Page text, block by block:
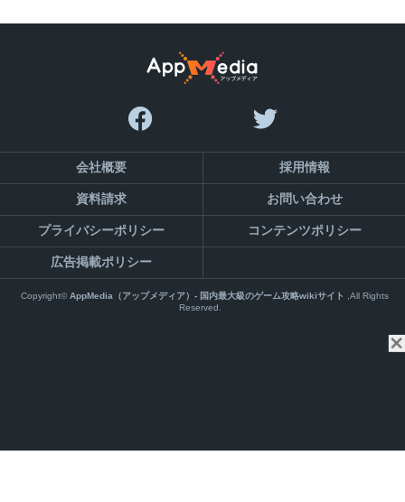
会社概要 採用情報
資料請求 お問い合わせ
プライバシーポリシー コンテンツポリシー
広告掲載ポリシー
Copyright©AppMedia（アップメディア）- 国内最大級のゲーム攻略wikiサイト ,All Rights
Reserved.